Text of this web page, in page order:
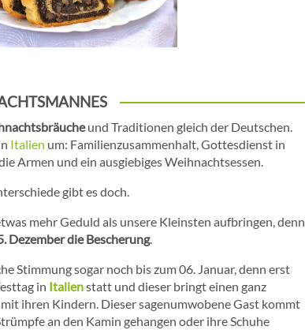
und Traditionen gleich der Deutschen.
Italien um: Familienzusammenhalt, Gottesdienst in
Armen und ein ausgiebiges Weihnachtsessen.
gibt es doch.
mehr Geduld als unsere Kleinsten aufbringen, denn
Dezember die Bescherung.
Stimmung sogar noch bis zum 06. Januar, denn erst
in Italienstatt und dieser bringt einen ganz
ihren Kindern. Dieser sagenumwobene Gast kommt
an den Kamin gehangen oder ihre Schuhe